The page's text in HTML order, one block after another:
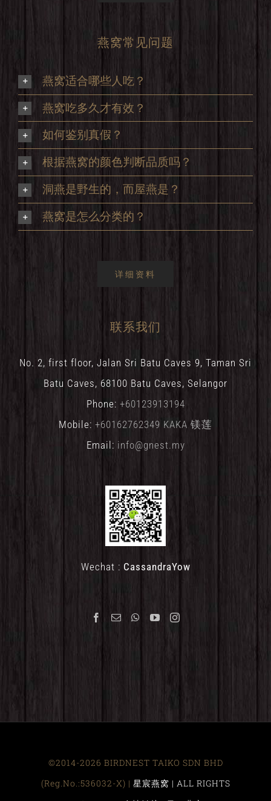
燕窝常见问题
燕窝适合哪些人吃？
燕窝吃多久才有效？
如何鉴别真假？
根据燕窝的颜色判断品质吗？
洞燕是野生的，而屋燕是？
燕窝是怎么分类的？
详细资料
联系我们
No. 2, first floor, Jalan Sri Batu Caves 9, Taman Sri
Batu Caves, 68100 Batu Caves, Selangor
Phone: +60123913194
Mobile: +60162762349 KAKA 镁莲
Email: info@gnest.my
Wechat : CassandraYow
©2014-2026 BIRDNEST TAIKO SDN BHD
(Reg.No.:536032-X) | 星宸燕窝 | ALL RIGHTS